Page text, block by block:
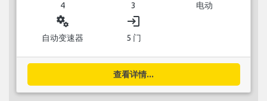
4 3 电动
miscellaneous_services
自动变速器
login
5 门
查看详情...